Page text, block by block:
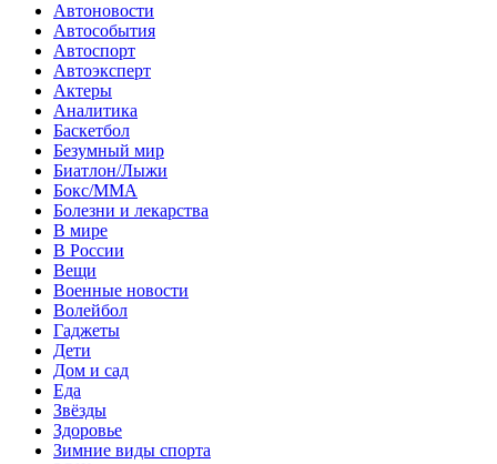
Автоновости
Автособытия
Автоспорт
Автоэксперт
Актеры
Аналитика
Баскетбол
Безумный мир
Биатлон/Лыжи
Бокс/MMA
Болезни и лекарства
В мире
В России
Вещи
Военные новости
Волейбол
Гаджеты
Дети
Дом и сад
Еда
Звёзды
Здоровье
Зимние виды спорта